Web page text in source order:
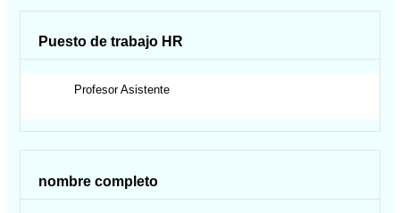
Puesto de trabajo HR
Profesor Asistente
nombre completo